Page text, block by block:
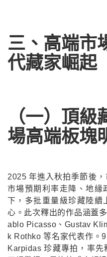
三、高端市
代藏家崛起
（一）頂
場高端板塊
2025 年進入秋拍季節後
市場預期利率走降、地緣
下，多批重量級珍藏陸續
心。此次釋出的作品涵蓋
ablo Picasso、Gustav
k Rothko 等名家代表作。
Karpidas 珍藏專拍，率